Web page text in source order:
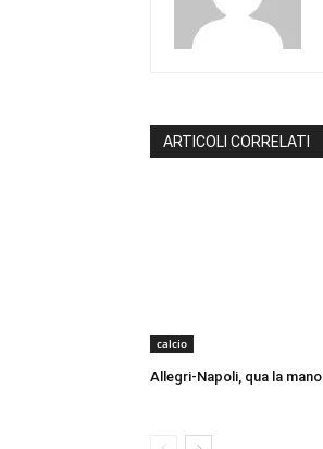
ARTICOLI CORRELATI
calcio
Allegri-Napoli, qua la mano